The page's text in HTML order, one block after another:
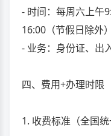
- 时间：每周六上午
16:00（节假日除外）
- 业务：身份证、出
四、费用+办理时限
1. 收费标准（全国统